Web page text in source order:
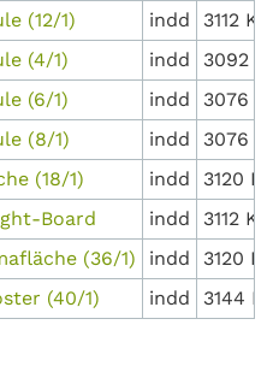
(12/1)
indd
3112 KB
(4/1)
indd
3092
(6/1)
indd
3076
(8/1)
indd
3076
(18/1)
indd
3120
Board
indd
3112 KB
(36/1)
indd
3120
(40/1)
indd 3144